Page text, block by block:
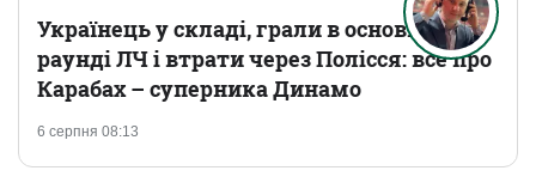
6 серпня 08:13
Українець у складі, грали в основному
раунді ЛЧ і втрати через Полісся: все про
Карабах – суперника Динамо